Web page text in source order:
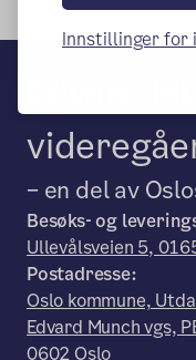
Innstillinger for
– en del av
Besøks- og
Ullevålsveien 5,
Postadresse:
Oslo kommune,
Edvard Munch vgs,
0602 Oslo